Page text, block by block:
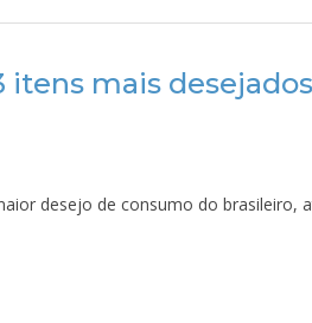
itens mais desejados
desejo de consumo do brasileiro,